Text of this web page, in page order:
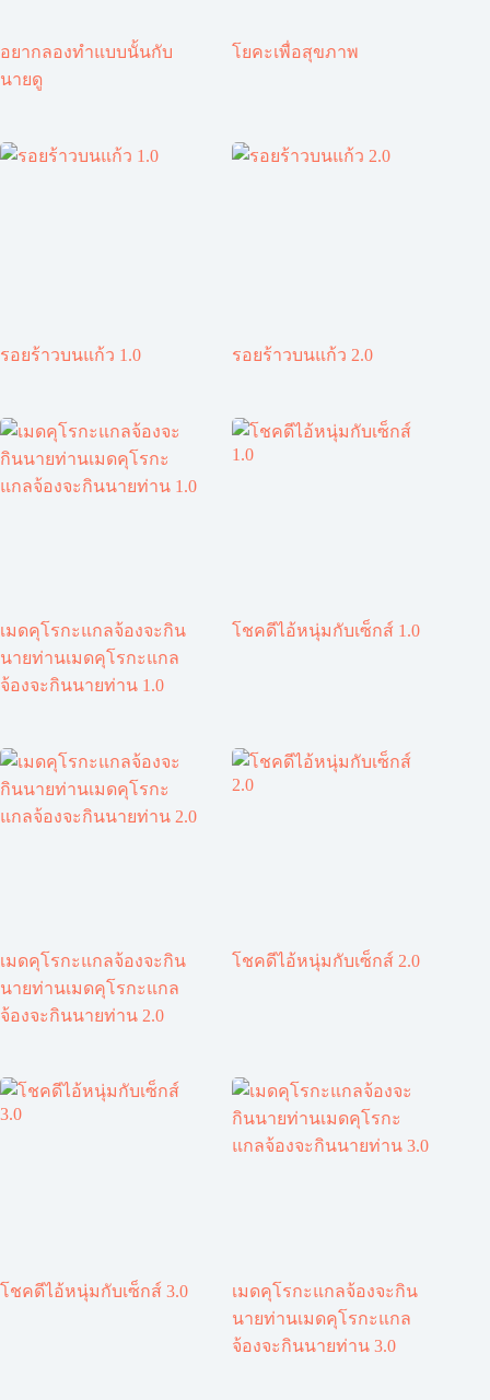
อยากลองทำแบบนั้นกับ
นายดู
โยคะเพื่อสุขภาพ
รอยร้าวบนแก้ว 1.0 รอยร้าวบนแก้ว 2.0
เมดคุโรกะแกลจ้องจะกิน
นายท่านเมดคุโรกะแกล
จ้องจะกินนายท่าน 1.0
โชคดีไอ้หนุ่มกับเซ็กส์ 1.0
เมดคุโรกะแกลจ้องจะกิน
นายท่านเมดคุโรกะแกล
จ้องจะกินนายท่าน 2.0
โชคดีไอ้หนุ่มกับเซ็กส์ 2.0
โชคดีไอ้หนุ่มกับเซ็กส์ 3.0
เมดคุโรกะแกลจ้องจะกิน
นายท่านเมดคุโรกะแกล
จ้องจะกินนายท่าน 3.0